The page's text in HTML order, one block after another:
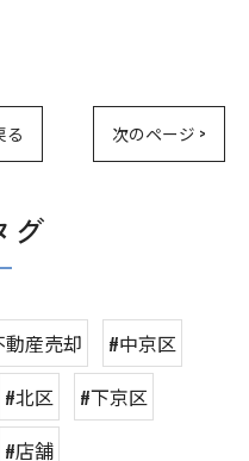
る 次のページ >
グ
動産売却
#中京区
#北区
#下京区
#店舗